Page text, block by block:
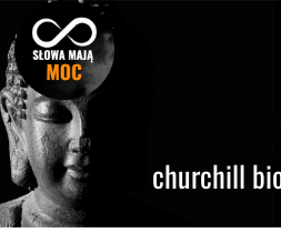
content
churchill